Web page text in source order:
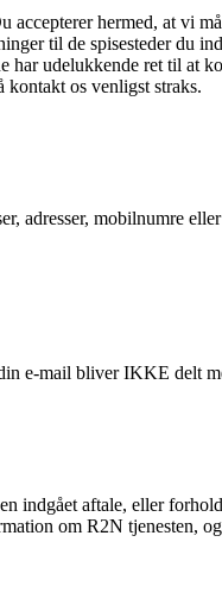
hermed, at vi
til de spisesteder du
udelukkende ret til at
kontakt os venligst straks.
adresser, mobilnumre
e-mail bliver IKKE delt
indgået aftale, eller
om R2N tjenesten,